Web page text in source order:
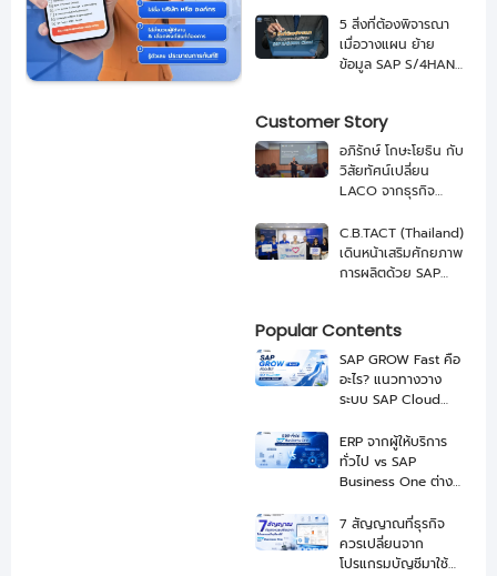
Cloud
5 สิ่งที่ต้องพิจารณา
เมื่อวางแผน ย้าย
ข้อมูล SAP S/4HANA
Customer Story
อภิรักษ์ โกษะโยธิน กับ
วิสัยทัศน์เปลี่ยน
LACO จากธุรกิจ
ระดับโลกด้วย SAP
และ NEXUS
C.B.TACT (Thailand)
เดินหน้าเสริมศักยภาพ
การผลิตด้วย SAP
Popular Contents
SAP GROW Fast คือ
อะไร? แนวทางวาง
ระบบ SAP Cloud
เร็วขึ้น
ERP จากผู้ให้บริการ
ทั่วไป vs SAP
Business One ต่าง
ไหนดี
7 สัญญาณที่ธุรกิจ
ควรเปลี่ยนจาก
โปรแกรมบัญชีมาใช้